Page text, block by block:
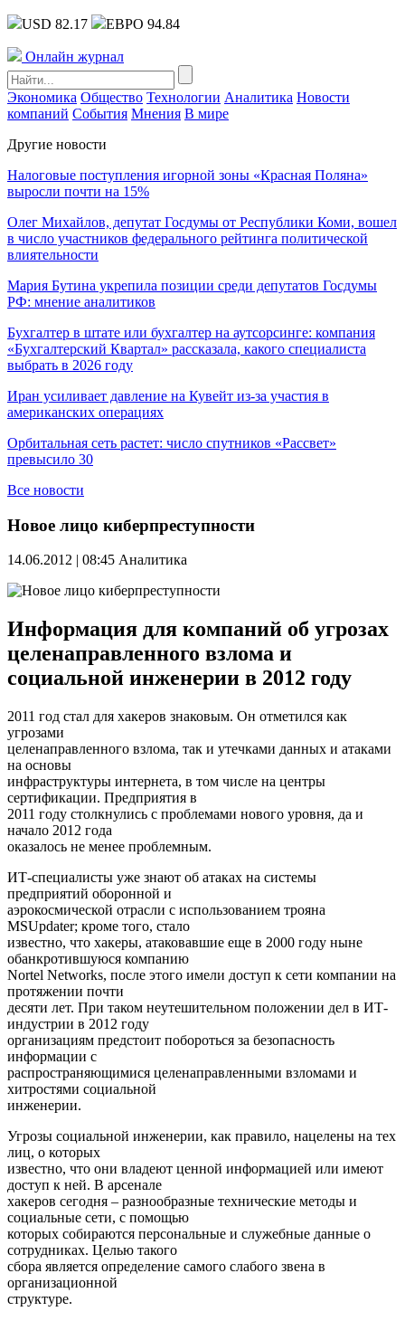
USD 82.17 ЕВРО 94.84
Онлайн журнал
Экономика Общество Технологии Аналитика Новости
компаний События Мнения В мире
Другие новости
Налоговые поступления игорной зоны «Красная Поляна»
выросли почти на 15%
Олег Михайлов, депутат Госдумы от Республики Коми, вошел
в число участников федерального рейтинга политической
влиятельности
Мария Бутина укрепила позиции среди депутатов Госдумы
РФ: мнение аналитиков
Бухгалтер в штате или бухгалтер на аутсорсинге: компания
«Бухгалтерский Квартал» рассказала, какого специалиста
выбрать в 2026 году
Иран усиливает давление на Кувейт из-за участия в
американских операциях
Орбитальная сеть растет: число спутников «Рассвет»
превысило 30
Все новости
Новое лицо киберпреступности
14.06.2012 | 08:45 Аналитика
Информация для компаний об угрозах
целенаправленного взлома и
социальной инженерии в 2012 году
2011 год стал для хакеров знаковым. Он отметился как
угрозами
целенаправленного взлома, так и утечками данных и атаками
на основы
инфраструктуры интернета, в том числе на центры
сертификации. Предприятия в
2011 году столкнулись с проблемами нового уровня, да и
начало 2012 года
оказалось не менее проблемным.
ИТ-cпециалисты уже знают об атаках на системы
предприятий оборонной и
аэрокосмической отрасли с использованием трояна
MSUpdater; кроме того, стало
известно, что хакеры, атаковавшие еще в 2000 году ныне
обанкротившуюся компанию
Nortel Networks, после этого имели доступ к сети компании на
протяжении почти
десяти лет. При таком неутешительном положении дел в ИТ-
индустрии в 2012 году
организациям предстоит побороться за безопасность
информации с
распространяющимися целенаправленными взломами и
хитростями социальной
инженерии.
Угрозы социальной инженерии, как правило, нацелены на тех
лиц, о которых
известно, что они владеют ценной информацией или имеют
доступ к ней. В арсенале
хакеров сегодня – разнообразные технические методы и
социальные сети, с помощью
которых собираются персональные и служебные данные о
сотрудниках. Целью такого
сбора является определение самого слабого звена в
организационной
структуре.